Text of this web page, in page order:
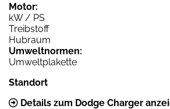
Motor:
kW / PS
Treibstoff
Hubraum
Umweltnormen:
Umweltplakette
Standort
Details zum Dodge Charger